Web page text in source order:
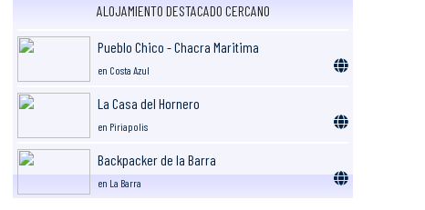
ALOJAMIENTO DESTACADO CERCANO
Pueblo Chico - Chacra Maritima
en Costa Azul
La Casa del Hornero
en Piriapolis
Backpacker de la Barra
en La Barra